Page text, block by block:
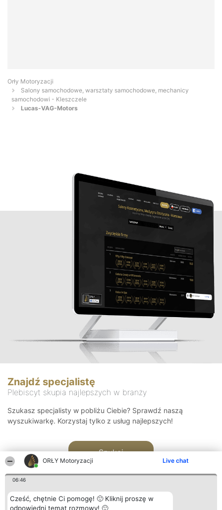
ORŁY Motoryzacji Live chat
06:46
Cześć, chętnie Ci pomogę! 🙂 Kliknij proszę w
odpowiedni temat rozmowy! 🙂
Orły Motoryzacji
Salony samochodowe, warsztaty samochodowe, mechanicy
samochodowi - Kleszczele
Lucas-VAG-Motors
Znajdź specjalistę
Plebiscyt skupia najlepszych w branży
Szukasz specjalisty w pobliżu Ciebie? Sprawdź naszą
wyszukiwarkę. Korzystaj tylko z usług najlepszych!
Szukaj